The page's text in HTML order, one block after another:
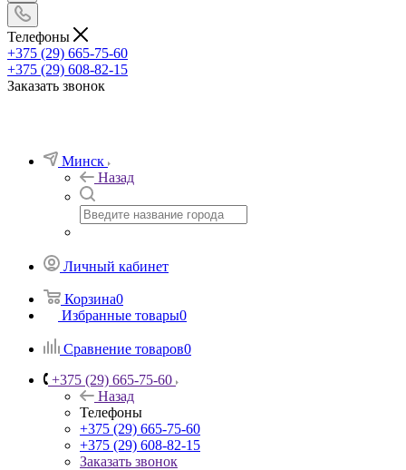
Телефоны
+375 (29) 665-75-60
+375 (29) 608-82-15
Заказать звонок
Минск
Назад
Личный кабинет
Корзина0
Избранные товары0
Сравнение товаров0
+375 (29) 665-75-60
Назад
Телефоны
+375 (29) 665-75-60
+375 (29) 608-82-15
Заказать звонок